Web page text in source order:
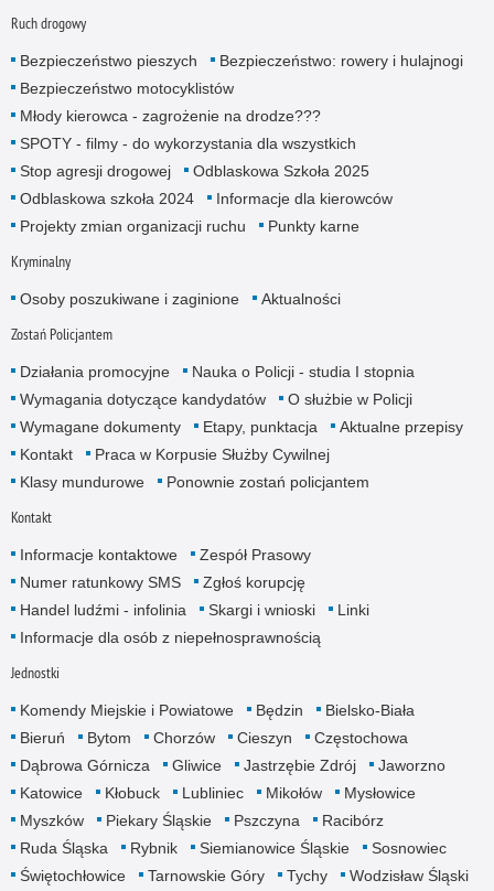
Ruch drogowy
Bezpieczeństwo pieszych
Bezpieczeństwo: rowery i hulajnogi
Bezpieczeństwo motocyklistów
Młody kierowca - zagrożenie na drodze???
SPOTY - filmy - do wykorzystania dla wszystkich
Stop agresji drogowej
Odblaskowa Szkoła 2025
Odblaskowa szkoła 2024
Informacje dla kierowców
Projekty zmian organizacji ruchu
Punkty karne
Kryminalny
Osoby poszukiwane i zaginione Aktualności
Zostań Policjantem
Działania promocyjne
Nauka o Policji - studia I stopnia
Wymagania dotyczące kandydatów
O służbie w Policji
Wymagane dokumenty
Etapy, punktacja
Aktualne przepisy
Kontakt
Praca w Korpusie Służby Cywilnej
Klasy mundurowe
Ponownie zostań policjantem
Kontakt
Informacje kontaktowe
Zespół Prasowy
Numer ratunkowy SMS
Zgłoś korupcję
Handel ludźmi - infolinia
Skargi i wnioski
Linki
Informacje dla osób z niepełnosprawnością
Jednostki
Komendy Miejskie i Powiatowe Będzin
Bielsko-Biała
Bieruń
Bytom Chorzów Cieszyn
Częstochowa
Dąbrowa Górnicza
Gliwice Jastrzębie Zdrój
Jaworzno
Katowice
Kłobuck Lubliniec Mikołów
Mysłowice
Myszków
Piekary Śląskie Pszczyna
Racibórz
Ruda Śląska
Rybnik Siemianowice Śląskie
Sosnowiec
Świętochłowice
Tarnowskie Góry Tychy
Wodzisław Śląski